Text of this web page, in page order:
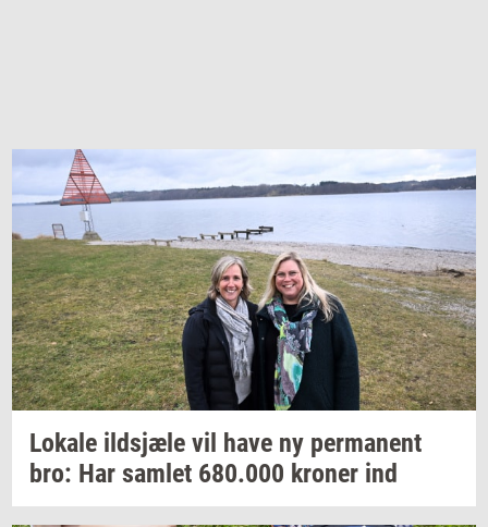
Lo­ka­le ildsjæ­le vil have ny per­ma­nent
bro: Har sam­let 680.000 kro­ner ind